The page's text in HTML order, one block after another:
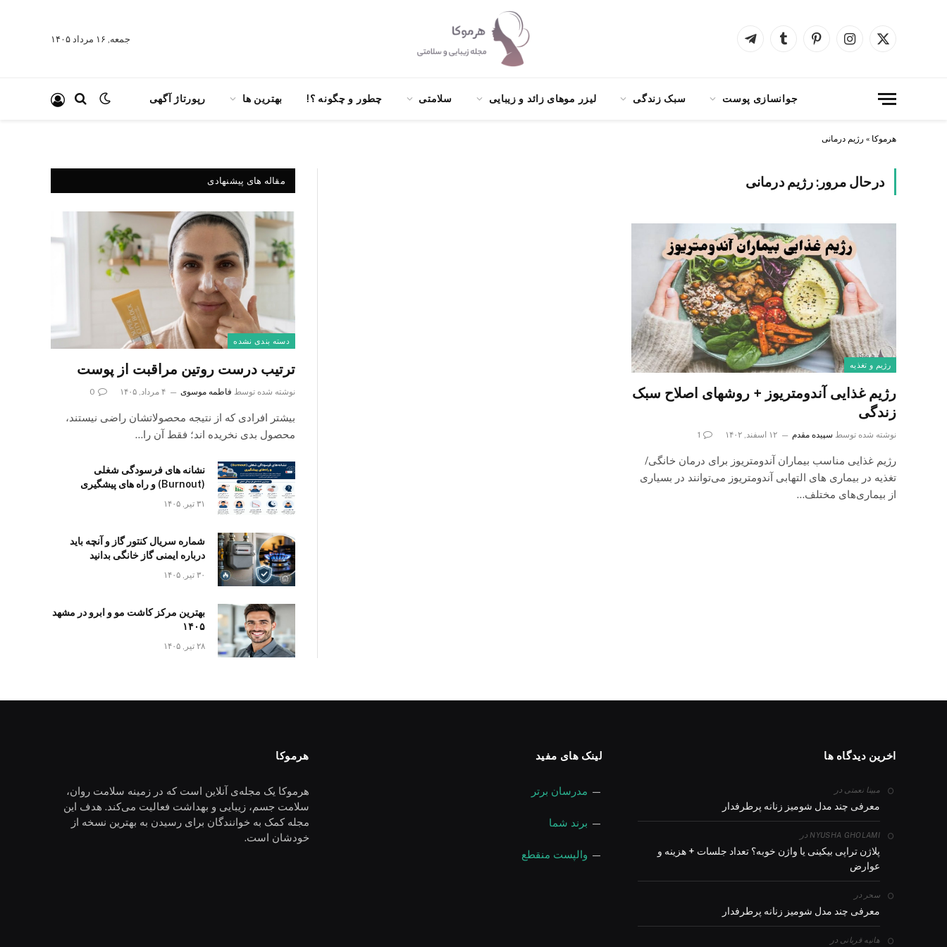
X
اینستاگرامپینترستTumblr
Telegram
جمعه, ۱۶ مرداد ۱۴۰۵
جوانسازی پوست سبک زندگی لیزر موهای زائد و زیبایی سلامتی چطور و چگونه ؟! بهترین ها رپورتاژ آگهی
هرموکا » رژیم درمانی
درحال مرور:رژیم درمانی
رژیم و تغذیه
رژیم غذایی آندومتریوز + روشهای اصلاح سبک
زندگی
نوشته شده توسط سپیده مقدم ۱۲ اسفند, ۱۴۰۲ 1
رژیم غذایی مناسب بیماران آندومتریوز برای درمان خانگی/
تغذیه در بیماری های التهابی آندومتریوز می‌توانند در بسیاری
از بیماری‌های مختلف…
مقاله های پیشنهادی
دسته بندی نشده
ترتیب درست روتین مراقبت از پوست
نوشته شده توسط فاطمه موسوی ۴ مرداد, ۱۴۰۵ 0
بیشتر افرادی که از نتیجه محصولاتشان راضی نیستند،
محصول بدی نخریده اند؛ فقط آن را…
نشانه های فرسودگی شغلی
(Burnout) و راه های پیشگیری
۳۱ تیر, ۱۴۰۵
شماره سریال کنتور گاز و آنچه باید
درباره ایمنی گاز خانگی بدانید
۳۰ تیر, ۱۴۰۵
بهترین مرکز کاشت مو و ابرو در مشهد
۱۴۰۵
۲۸ تیر, ۱۴۰۵
اخرین دیدگاه ها
مبینا نعمتی در
معرفی چند مدل شومیز زنانه پرطرفدار
NYUSHA GHOLAMI در
پلاژن تراپی بیکینی یا واژن خوبه؟ تعداد جلسات + هزینه و
عوارض
سحر در
معرفی چند مدل شومیز زنانه پرطرفدار
هانیه قربانی در
لینک های مفید
— مدرسان برتر
— برند شما
— والپست منقطع
هرموکا
هرموکا یک مجله‌ی آنلاین است که در زمینه سلامت روان،
سلامت جسم، زیبایی و بهداشت فعالیت می‌کند. هدف این
مجله کمک به خوانندگان برای رسیدن به بهترین نسخه از
خودشان است.